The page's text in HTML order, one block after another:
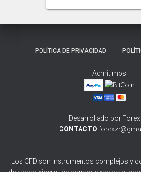
POLÍTICA DE PRIVACIDAD
Admitimos
Desarrollado por Forex
CONTACTO
Los CFD son instrumentos complejos y